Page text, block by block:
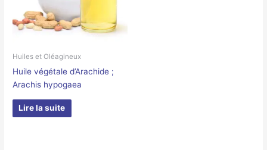
Huiles et Oléagineux
Huile végétale d’Arachide ;
Arachis hypogaea
Lire la suite